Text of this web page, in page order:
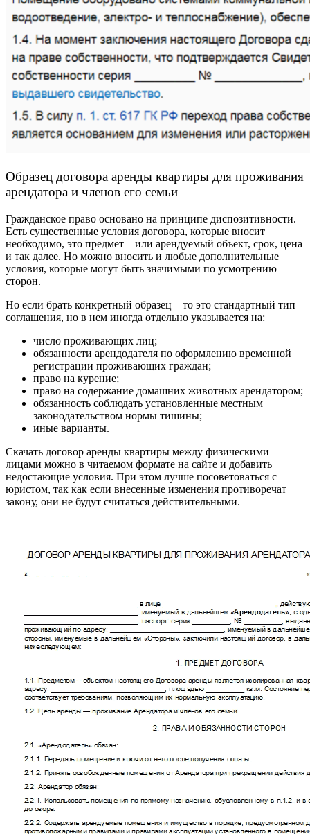
Образец договора аренды квартиры для проживания
арендатора и членов его семьи
Гражданское право основано на принципе диспозитивности.
Есть существенные условия договора, которые вносит
необходимо, это предмет – или арендуемый объект, срок, цена
и так далее. Но можно вносить и любые дополнительные
условия, которые могут быть значимыми по усмотрению
сторон.
Но если брать конкретный образец – то это стандартный тип
соглашения, но в нем иногда отдельно указывается на:
число проживающих лиц;
обязанности арендодателя по оформлению временной
регистрации проживающих граждан;
право на курение;
право на содержание домашних животных арендатором;
обязанность соблюдать установленные местным
законодательством нормы тишины;
иные варианты.
Скачать договор аренды квартиры между физическими
лицами можно в читаемом формате на сайте и добавить
недостающие условия. При этом лучше посоветоваться с
юристом, так как если внесенные изменения противоречат
закону, они не будут считаться действительными.